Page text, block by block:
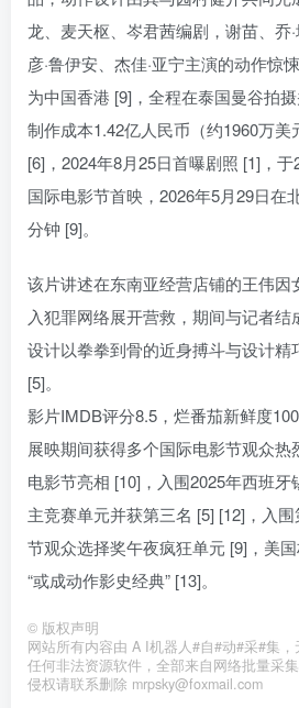
龙、麦天枢、岑君茜编剧，谢苗、乔
彦·鲁伊安、杰佳·亚宁主演的动作惊
为中国香港 [9]，全程在泰国曼谷拍
制作成本1.42亿人民币（约1960万
[6]，2024年8月25日首曝剧照 [1]，
国际电影节首映，2026年5月29日在
分钟 [9]。
该片讲述在东南亚经营店铺的王伟因
入犯罪网络展开营救，期间与记者
设计以拳拳到骨的近身搏斗与设计精
[5]。
影片IMDB评分8.5，烂番茄新鲜度
展映期间获得多个国际电影节观众热
电影节亮相 [10]，入围2025年西班
主竞赛单元并获第三名 [5] [12]，入
节观众选择奖午夜疯狂单元 [9]，美
“或成动作影史经典” [13]。
© 版权声明
网站所有内容由 A I机器人#自#动#采#集
任何非法资源软件，全部来自网络批量采
侵权请联系删除 mrpsky@foxmail.com